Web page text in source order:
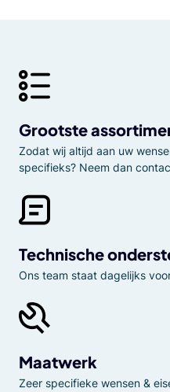
Grootste
Zodat wij altijd aan uw
specifieks? Neem dan
Technische
Ons team staat dagelijks
Maatwerk
Zeer specifieke wensen &